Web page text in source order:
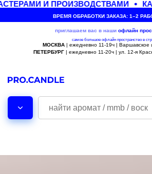
И ПРОИЗВОДСТВАМИ
ВРЕМЯ ОБРАБОТКИ ЗАКАЗА: 1–2
приглашаем вас в наши офлайн
самое большое офлайн пространство в
МОСКВА| ежедневно 11-19ч | Варшавское
ПЕТЕРБУРГ| ежедневно 11-20ч | ул. 12-я